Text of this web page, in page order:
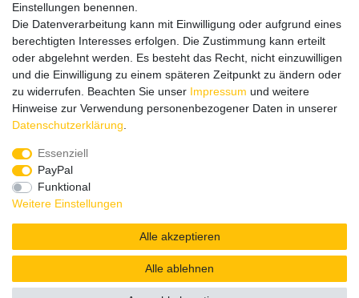
Wir verschicken klimaneutral mit DPD
Zahlungsmethoden
Zusätzlich stehen SEPA
Kreditkartewie VISA oder MasterCard,
Einstellungen benennen.
Die Datenverarbeitung kann mit Einwilligung oder aufgrund eines
berechtigten Interesses erfolgen. Die Zustimmung kann erteilt
oder abgelehnt werden. Es besteht das Recht, nicht einzuwilligen
und die Einwilligung zu einem späteren Zeitpunkt zu ändern oder
zu widerrufen. Beachten Sie unser Impressum und weitere
Hinweise zur Verwendung personenbezogener Daten in unserer
Daten­schutz­erklärung
Essenziell
PayPal
Funktional
Weitere Einstellungen
Alle akzeptieren
Alle ablehnen